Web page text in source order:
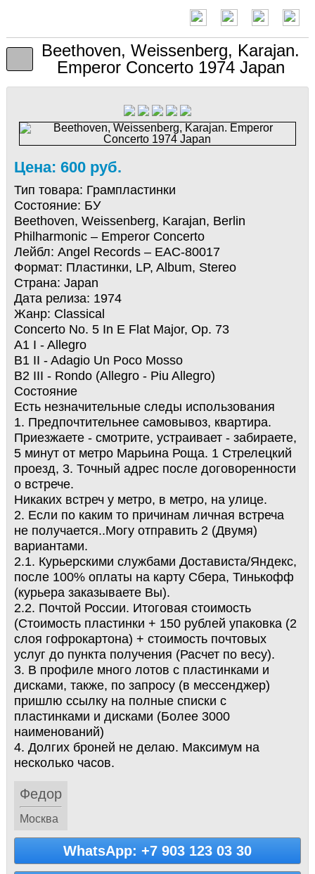
Beethoven, Weissenberg, Karajan.
Emperor Concerto 1974 Japan
Цена: 600 руб.
Тип товара: Грампластинки
Состояние: БУ
Beethoven, Weissenberg, Karajan, Berlin
Philharmonic – Emperor Concerto
Лейбл: Angel Records – EAC-80017
Формат: Пластинки, LP, Album, Stereo
Страна: Japan
Дата релиза: 1974
Жанр: Classical
Concerto No. 5 In E Flat Major, Op. 73
A1 I - Allegro
B1 II - Adagio Un Poco Mosso
B2 III - Rondo (Allegro - Piu Allegro)
Состояние
Есть незначительные следы использования
1. Предпочтительнее самовывоз, квартира.
Приезжаете - смотрите, устраивает - забираете,
5 минут от метро Марьина Роща. 1 Стрелецкий
проезд, 3. Точный адрес после договоренности
о встрече.
Никаких встреч у метро, в метро, на улице.
2. Если по каким то причинам личная встреча
не получается..Могу отправить 2 (Двумя)
вариантами.
2.1. Курьерскими службами Достависта/Яндекс,
после 100% оплаты на карту Сбера, Тинькофф
(курьера заказываете Вы).
2.2. Почтой России. Итоговая стоимость
(Стоимость пластинки + 150 рублей упаковка (2
слоя гофрокартона) + стоимость почтовых
услуг до пункта получения (Расчет по весу).
3. В профиле много лотов с пластинками и
дисками, также, по запросу (в мессенджер)
пришлю ссылку на полные списки с
пластинками и дисками (Более 3000
наименований)
4. Долгих броней не делаю. Максимум на
несколько часов.
Федор
Москва
WhatsApp: +7 903 123 03 30